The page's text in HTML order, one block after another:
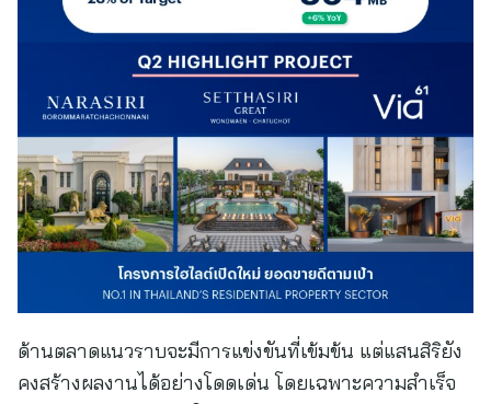
ด้านตลาดแนวราบจะมีการแข่งขันที่เข้มข้น แต่แสนสิริยัง
คงสร้างผลงานได้อย่างโดดเด่น โดยเฉพาะความสำเร็จ